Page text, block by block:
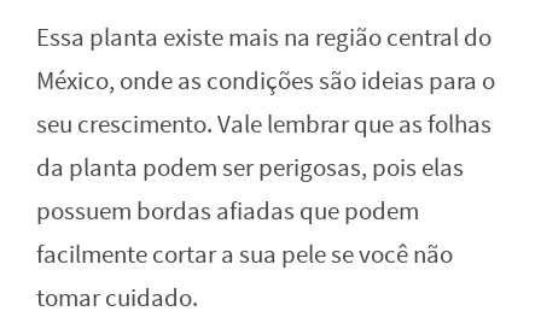
Essa planta existe mais na região central do
México, onde as condições são ideias para o
seu crescimento. Vale lembrar que as folhas
da planta podem ser perigosas, pois elas
possuem bordas afiadas que podem
facilmente cortar a sua pele se você não
tomar cuidado.